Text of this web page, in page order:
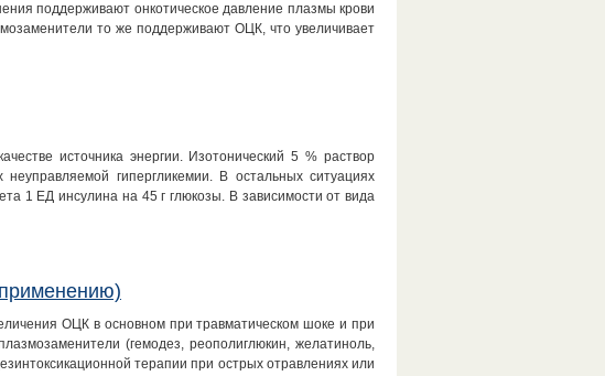
поддерживают онкотическое давление плазмы крови
то же поддерживают ОЦК, что увеличивает
источника энергии. Изотонический 5 % раствор
гипергликемии. В остальных ситуациях
1 ЕД инсулина на 45 г глюкозы. В зависимости от вида
ОЦК в основном при травматическом шоке и при
(гемодез, реополиглюкин, желатиноль,
терапии при острых отравлениях или